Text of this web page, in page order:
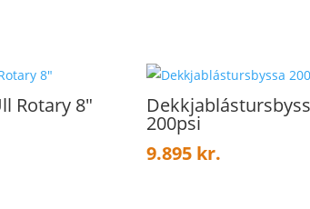
Rotary 8″
200psi
9.895 kr.